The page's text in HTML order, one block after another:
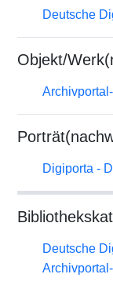
Deutsche
Objekt/
Digiporta -
Deutsche